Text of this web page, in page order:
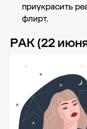
приукрасить
флирт.
РАК (22